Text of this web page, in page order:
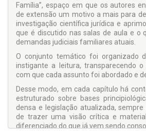
Família”, espaço em que os autores
de extensão um motivo a mais para
investigação científica jurídica e
que é discutido nas salas de aula e o
demandas judiciais familiares atuais.
O conjunto temático foi organizado
instigante a leitura, transparecendo
com que cada assunto foi abordado e
Desse modo, em cada capítulo há
estruturado sobre bases
densa e legislação atualizada,
de trazer uma visão crítica e
diferenciado do que já vem sendo